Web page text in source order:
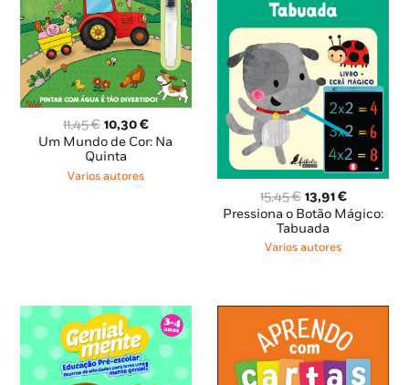
11,45€ O
preço
original
era:
10,30€O
preço
Um Mundo de Cor: Na
Quinta
Varios autores
15,45€ O
preço
original
era:
13,91€O
preço
Pressiona o Botão Mágico:
Tabuada
Varios autores